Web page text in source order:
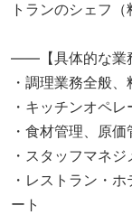
トランのシェフ（
――【具体的な業
・調理業務全般
・キッチンオペ
・食材管理、原
・スタッフマネ
・レストラン・
ート